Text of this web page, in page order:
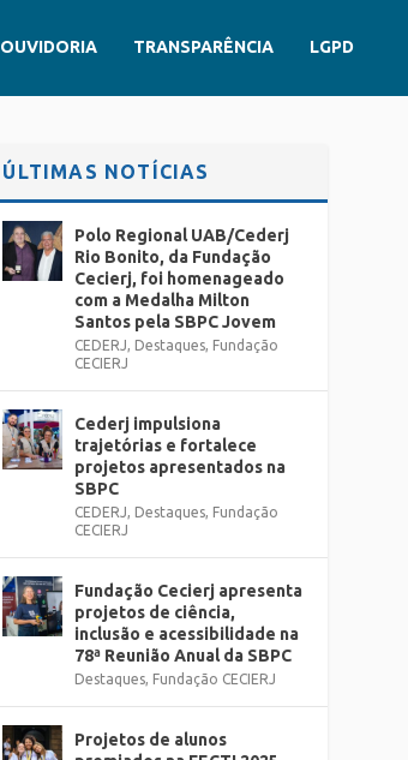
OUVIDORIA TRANSPARÊNCIA LGPD
ÚLTIMAS NOTÍCIAS
Polo Regional UAB/Cederj
Rio Bonito, da Fundação
Cecierj, foi homenageado
com a Medalha Milton
Santos pela SBPC Jovem
CEDERJ, Destaques, Fundação
CECIERJ
Cederj impulsiona
trajetórias e fortalece
projetos apresentados na
SBPC
CEDERJ, Destaques, Fundação
CECIERJ
Fundação Cecierj apresenta
projetos de ciência,
inclusão e acessibilidade na
78ª Reunião Anual da SBPC
Destaques, Fundação CECIERJ
Projetos de alunos